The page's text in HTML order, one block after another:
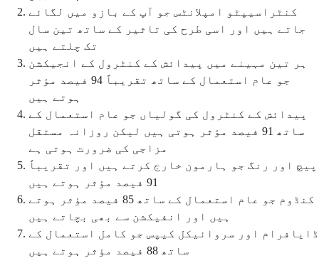
کنٹراسیپٹو امپلانٹس جو آپ کے بازو میں لگائے
جاتے ہیں اور اسی طرح کی تاثیر کے ساتھ تین سال
تک چلتے ہیں
ہر تین مہینے میں پیدائش کے کنٹرول کے انجیکشن
جو عام استعمال کے ساتھ تقریباً 94 فیصد مؤثر
ہوتے ہیں
پیدائش کے کنٹرول کی گولیاں جو عام استعمال کے
ساتھ 91 فیصد مؤثر ہوتی ہیں لیکن روزانہ مستقل
مزاجی کی ضرورت ہوتی ہے
پیچ اور رنگ جو ہارمون خارج کرتے ہیں اور تقریباً
91 فیصد مؤثر ہوتے ہیں
کنڈوم جو عام استعمال کے ساتھ 85 فیصد مؤثر ہوتے
ہیں اور انفیکشن سے بھی بچاتے ہیں
ڈایافرام اور سروائیکل کیپس جو کامل استعمال کے
ساتھ 88 فیصد مؤثر ہوتے ہیں